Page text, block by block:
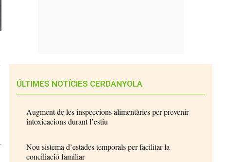
ÚLTIMES NOTÍCIES CERDANYOLA
Augment de les inspeccions alimentàries per prevenir
intoxicacions durant l’estiu
Nou sistema d’estades temporals per facilitar la
conciliació familiar